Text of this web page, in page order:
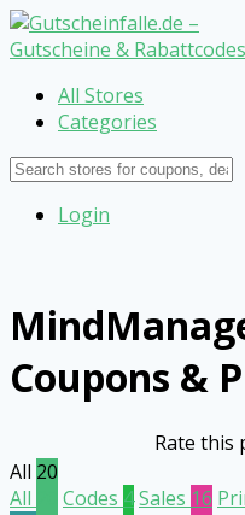
All Stores
Categories
Login
Coupons &
Rate this
All 20
All
Codes 4Sales 16